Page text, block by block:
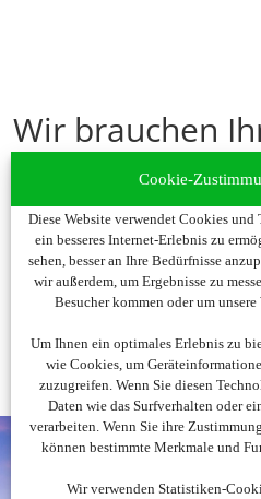
Cookie-
Diese Website verwendet Cookies
ein besseres Internet-Erlebnis zu
sehen, besser an Ihre Bedürfnisse
wir außerdem, um Ergebnisse zu
Besucher kommen oder um
Um Ihnen ein optimales Erlebnis zu
wie Cookies, um
zuzugreifen. Wenn Sie diesen
Daten wie das Surfverhalten oder
verarbeiten. Wenn Sie ihre
können bestimmte Merkmale und
Wir verwenden Statistiken-
Wir brauchen
Um diesen Inhalt darzustellen,
Es werden ggf.
Cookies